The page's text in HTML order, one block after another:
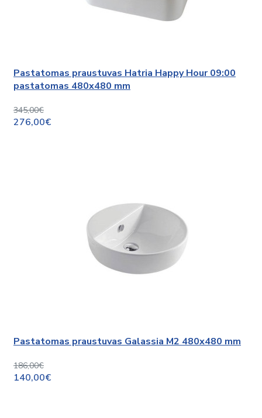
Pastatomas praustuvas Hatria Happy Hour 09:00
pastatomas 480x480 mm
345,00€
276,00€
Pastatomas praustuvas Galassia M2 480x480 mm
186,00€
140,00€